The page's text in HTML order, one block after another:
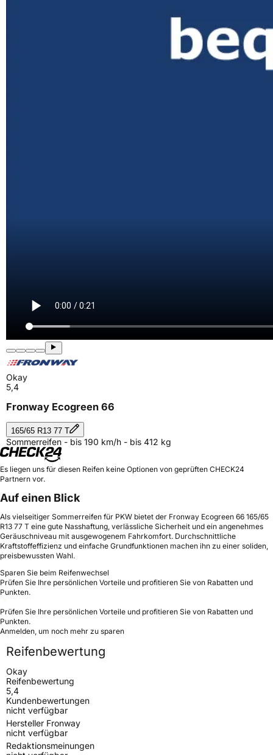
Okay
5,4
Fronway Ecogreen 66
165/65 R13 77 T
Sommerreifen - bis 190 km/h - bis 412 kg
Es liegen uns für diesen Reifen keine Optionen von geprüften CHECK24
Partnern vor.
Auf einen Blick
Als vielseitiger Sommerreifen für PKW bietet der Fronway Ecogreen 66 165/65
R13 77 T eine gute Nasshaftung, verlässliche Sicherheit und ein angenehmes
Geräuschniveau mit ausgewogenem Fahrkomfort. Durchschnittliche
Kraftstoffeffizienz und einfache Grundfunktionen machen ihn zu einer soliden,
preisbewussten Wahl.
Sparen Sie beim Reifenwechsel
Prüfen Sie Ihre persönlichen Vorteile und profitieren Sie von Rabatten und
Punkten.
Prüfen Sie Ihre persönlichen Vorteile und profitieren Sie von Rabatten und
Punkten.
Anmelden, um noch mehr zu sparen
Reifenbewertung
Okay
Reifenbewertung
5,4
Kundenbewertungen
nicht verfügbar
Hersteller Fronway
nicht verfügbar
Redaktionsmeinungen